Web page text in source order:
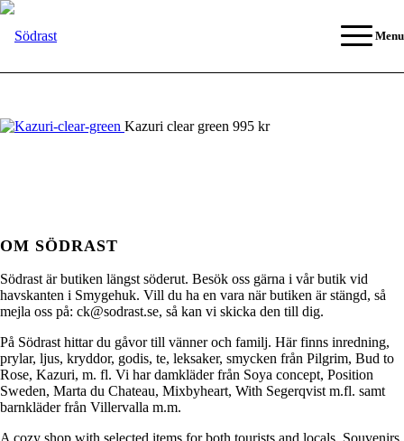
Menu
Kazuri clear green 995 kr
OM SÖDRAST
Södrast är butiken längst söderut. Besök oss gärna i vår butik vid
havskanten i Smygehuk. Vill du ha en vara när butiken är stängd, så
mejla oss på: ck@sodrast.se, så kan vi skicka den till dig.
På Södrast hittar du gåvor till vänner och familj. Här finns inredning,
prylar, ljus, kryddor, godis, te, leksaker, smycken från Pilgrim, Bud to
Rose, Kazuri, m. fl. Vi har damkläder från Soya concept, Position
Sweden, Marta du Chateau, Mixbyheart, With Segerqvist m.fl. samt
barnkläder från Villervalla m.m.